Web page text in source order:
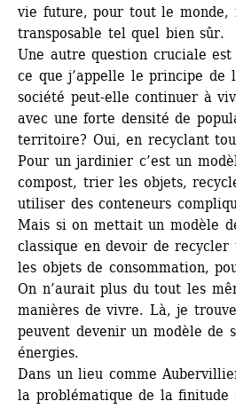
vie future, pour tout le monde,
transposable tel quel bien sûr.
Une autre question cruciale
ce que j’appelle le principe de
société peut-elle continuer à
avec une forte densité de
territoire? Oui, en recyclant
Pour un jardinier c’est un
compost, trier les objets,
utiliser des conteneurs
Mais si on mettait un modèle
classique en devoir de
les objets de consommation,
On n’aurait plus du tout les
manières de vivre. Là, je
peuvent devenir un modèle de
énergies.
Dans un lieu comme
la problématique de la finitude